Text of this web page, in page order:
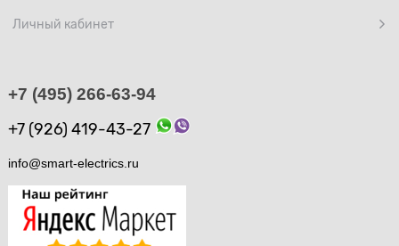
Личный кабинет
+7 (495) 266-63-94
+7 (926) 419-43-27
info@smart-electrics.ru